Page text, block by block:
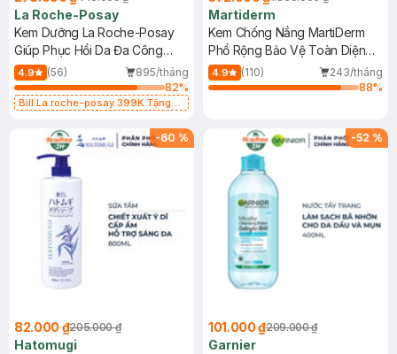
La Roche-Posay
Kem Dưỡng La Roche-Posay
Giúp Phục Hồi Da Đa Công
Dụng 40ml
4.9 (56)
895/tháng
82%
Bill La roche-posay 399K Tặng
(SL có hạn)
Martiderm
Kem Chống Nắng MartiDerm
Phổ Rộng Bảo Vệ Toàn Diện
40ml
4.9 (110)
243/tháng
88%
-60 %
82.000 ₫205.000 ₫
Hatomugi
-52 %
101.000 ₫209.000 ₫
Garnier